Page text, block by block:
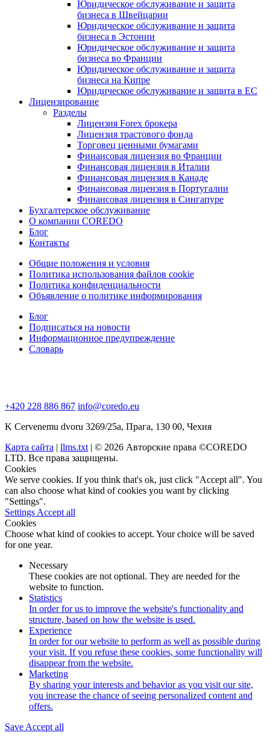
Юридическое обслуживание и защита
бизнеса в Швейцарии
Юридическое обслуживание и защита
бизнеса в Эстонии
Юридическое обслуживание и защита
бизнеса во Франции
Юридическое обслуживание и защита
бизнеса на Кипре
Юридическое обслуживание и защита в ЕС
Лицензирование
Разделы
Лицензия Forex брокера
Лицензия трастового фонда
Торговец ценными бумагами
Финансовая лицензия во Франции
Финансовая лицензия в Италии
Финансовая лицензия в Канаде
Финансовая лицензия в Португалии
Финансовая лицензия в Сингапуре
Бухгалтерское обслуживание
О компании COREDO
Блог
Контакты
Общие положения и условия
Политика использования файлов cookie
Политика конфиденциальности
Объявление о политике информирования
Блог
Подписаться на новости
Информационное предупреждение
Словарь
+420 228 886 867 info@coredo.eu
K Cervenemu dvoru 3269/25a, Прага, 130 00, Чехия
Карта сайта | llms.txt | © 2026 Авторские права ©COREDO
LTD. Все права защищены.
Cookies
We serve cookies. If you think that's ok, just click "Accept all". You
can also choose what kind of cookies you want by clicking
"Settings".
Settings Accept all
Cookies
Choose what kind of cookies to accept. Your choice will be saved
for one year.
Necessary
These cookies are not optional. They are needed for the
website to function.
Statistics
In order for us to improve the website's functionality and
structure, based on how the website is used.
Experience
In order for our website to perform as well as possible during
your visit. If you refuse these cookies, some functionality will
disappear from the website.
Marketing
By sharing your interests and behavior as you visit our site,
you increase the chance of seeing personalized content and
offers.
Save Accept all